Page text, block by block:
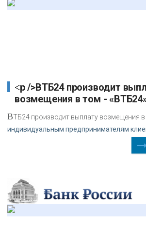
<p />ВТБ24 производит выплату
возмещения в том -
ВТБ24 производит выплату возмещения
индивидуальным предпринимателям